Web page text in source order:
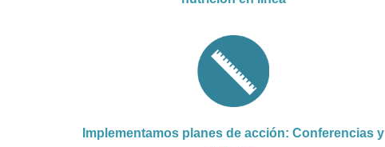
Implementamos planes de acción: Conferencias y